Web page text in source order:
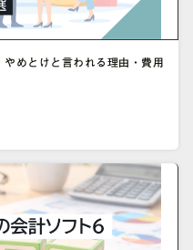
めとけと言われる理由・費用